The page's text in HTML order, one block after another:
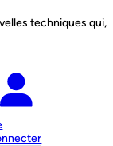
techniques qui,